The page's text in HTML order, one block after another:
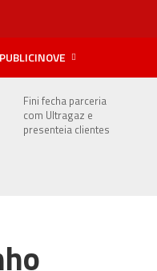
PUBLICINOVE
Fini fecha parceria
com Ultragaz e
presenteia clientes